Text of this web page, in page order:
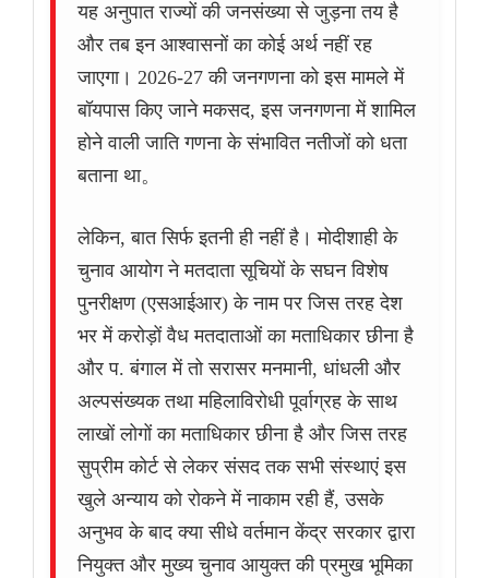
यह अनुपात राज्यों की जनसंख्या से जुड़ना तय है
और तब इन आश्वासनों का कोई अर्थ नहीं रह
जाएगा। 2026-27 की जनगणना को इस मामले में
बॉयपास किए जाने मकसद, इस जनगणना में शामिल
होने वाली जाति गणना के संभावित नतीजों को धता
बताना था。
लेकिन, बात सिर्फ इतनी ही नहीं है। मोदीशाही के
चुनाव आयोग ने मतदाता सूचियों के सघन विशेष
पुनरीक्षण (एसआईआर) के नाम पर जिस तरह देश
भर में करोड़ों वैध मतदाताओं का मताधिकार छीना है
और प. बंगाल में तो सरासर मनमानी, धांधली और
अल्पसंख्यक तथा महिलाविरोधी पूर्वाग्रह के साथ
लाखों लोगों का मताधिकार छीना है और जिस तरह
सुप्रीम कोर्ट से लेकर संसद तक सभी संस्थाएं इस
खुले अन्याय को रोकने में नाकाम रही हैं, उसके
अनुभव के बाद क्या सीधे वर्तमान केंद्र सरकार द्वारा
नियुक्त और मुख्य चुनाव आयुक्त की प्रमुख भूमिका